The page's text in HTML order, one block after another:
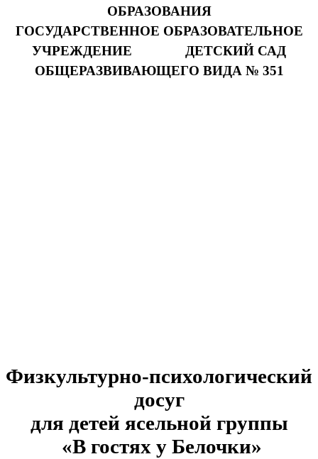
ОБРАЗОВАНИЯ
ГОСУДАРСТВЕННОЕ ОБРАЗОВАТЕЛЬНОЕ
УЧРЕЖДЕНИЕ ДЕТСКИЙ САД
ОБЩЕРАЗВИВАЮЩЕГО ВИДА № 351
Физкультурно-психологический
досуг
для детей ясельной группы
«В гостях у Белочки»